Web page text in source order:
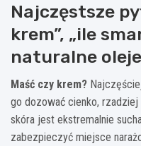
Najczęstsze
krem”, „ile
naturalne
Maść czy krem?
go dozować cienko, rzadziej
skóra jest ekstremalnie
zabezpieczyć miejsce